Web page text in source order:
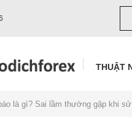
THUẬT
là gì? Sai lầm thường gặp khi